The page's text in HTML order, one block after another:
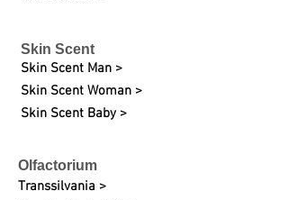
Skin Scent
Skin Scent Man >
Skin Scent Woman >
Skin Scent Baby >
Olfactorium
Transsilvania >